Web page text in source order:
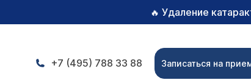
🔥 Удаление
+7 (495) 788 33 88 Записаться на